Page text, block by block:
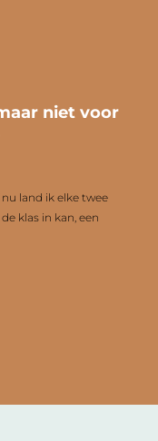
niet voor
land ik elke twee
klas in kan, een